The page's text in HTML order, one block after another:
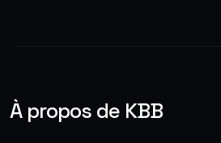
À propos de KBB